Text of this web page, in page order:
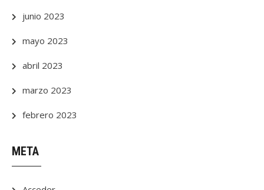
junio 2023
mayo 2023
abril 2023
marzo 2023
febrero 2023
META